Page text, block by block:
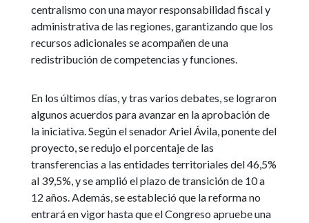
centralismo con una mayor responsabilidad fiscal y
administrativa de las regiones, garantizando que los
recursos adicionales se acompañen de una
redistribución de competencias y funciones.
En los últimos días, y tras varios debates, se lograron
algunos acuerdos para avanzar en la aprobación de
la iniciativa. Según el senador Ariel Ávila, ponente del
proyecto, se redujo el porcentaje de las
transferencias a las entidades territoriales del 46,5%
al 39,5%, y se amplió el plazo de transición de 10 a
12 años. Además, se estableció que la reforma no
entrará en vigor hasta que el Congreso apruebe una